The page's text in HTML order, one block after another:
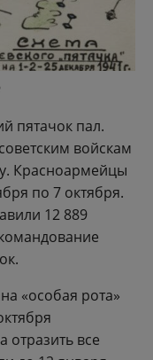
пятачок пал.
войскам
Красноармейцы
по 7 октября.
12 889
«особая рота»
отразить все